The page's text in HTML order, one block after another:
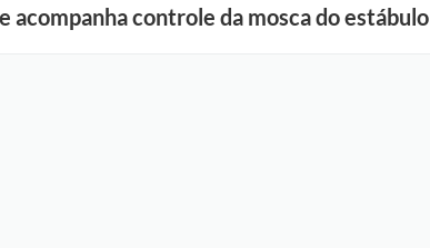
controle da mosca do estábulo